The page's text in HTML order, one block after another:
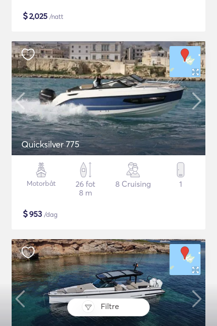
Filtre
$2,025 /natt
Quicksilver 775
Motorbåt
26 fot
8 m
8 Cruising 1
$953 /dag